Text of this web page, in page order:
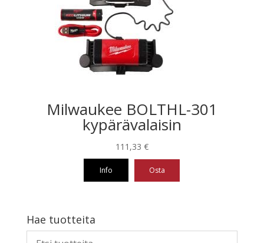
Milwaukee BOLTHL-301
kypärävalaisin
111,33 €
Info Osta
Hae tuotteita